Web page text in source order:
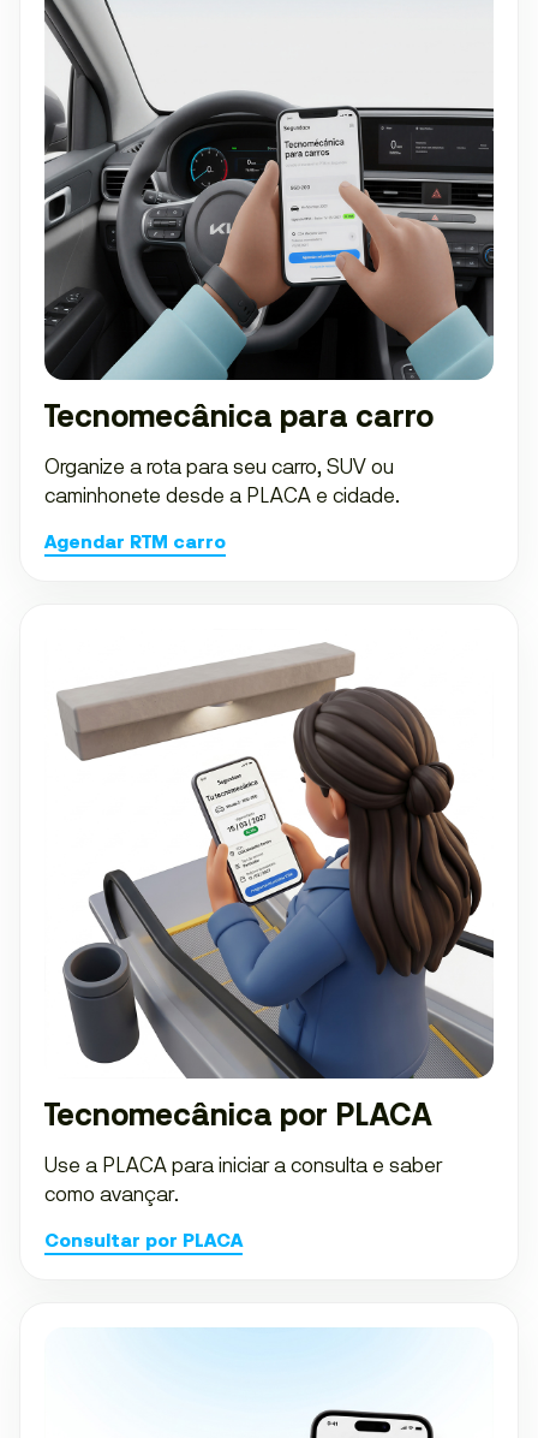
Tecnomecânica para carro
Organize a rota para seu carro, SUV ou
caminhonete desde a PLACA e cidade.
Agendar RTM carro
Tecnomecânica por PLACA
Use a PLACA para iniciar a consulta e saber
como avançar.
Consultar por PLACA